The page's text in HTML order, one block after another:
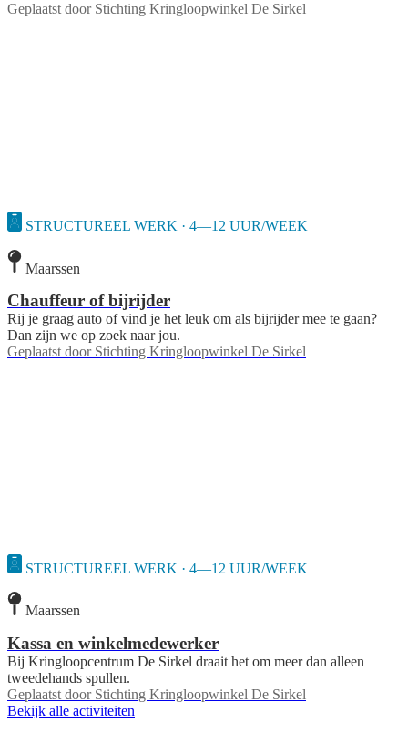
Geplaatst door Stichting Kringloopwinkel De Sirkel
STRUCTUREEL WERK · 4—12 UUR/WEEK
Maarssen
Chauffeur of bijrijder
Rij je graag auto of vind je het leuk om als bijrijder mee te gaan?
Dan zijn we op zoek naar jou.
Geplaatst door Stichting Kringloopwinkel De Sirkel
STRUCTUREEL WERK · 4—12 UUR/WEEK
Maarssen
Kassa en winkelmedewerker
Bij Kringloopcentrum De Sirkel draait het om meer dan alleen
tweedehands spullen.
Geplaatst door Stichting Kringloopwinkel De Sirkel
Bekijk alle activiteiten